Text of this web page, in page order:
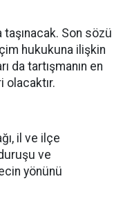
taşınacak. Son sözü
hukukuna ilişkin
da tartışmanın en
olacaktır.
il ve ilçe
ve
yönünü